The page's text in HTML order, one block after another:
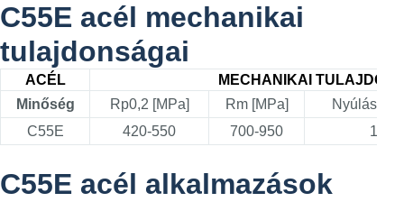
C55E acél mechanikai
tulajdonságai
ACÉL
MECHANIKAI
Minőség
Rp0,2 [MPa] Rm [MPa]
Nyúlás %]
C55E
420-550 700-950 12-
C55E acél alkalmazások